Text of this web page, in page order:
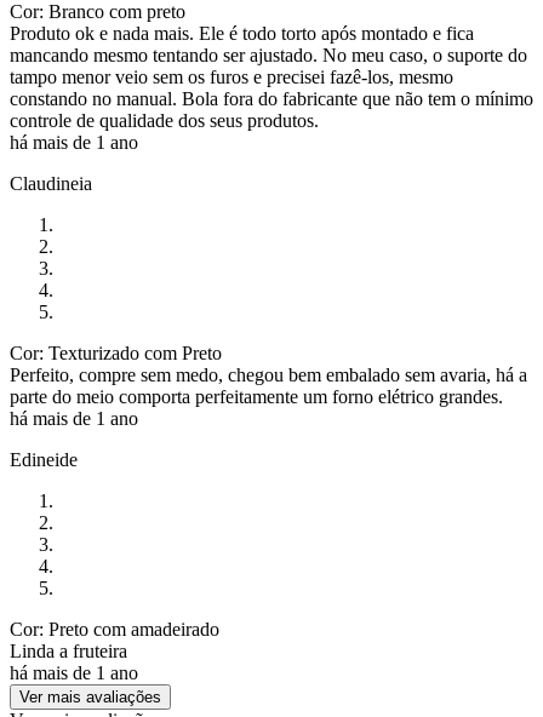
Cor: Branco com preto
Produto ok e nada mais. Ele é todo torto após montado e fica
mancando mesmo tentando ser ajustado. No meu caso, o suporte do
tampo menor veio sem os furos e precisei fazê-los, mesmo
constando no manual. Bola fora do fabricante que não tem o mínimo
controle de qualidade dos seus produtos.
há mais de 1 ano
Claudineia
Cor: Texturizado com Preto
Perfeito, compre sem medo, chegou bem embalado sem avaria, há a
parte do meio comporta perfeitamente um forno elétrico grandes.
há mais de 1 ano
Edineide
Cor: Preto com amadeirado
Linda a fruteira
há mais de 1 ano
Ver mais avaliações